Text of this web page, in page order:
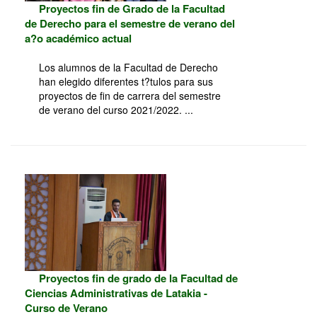
Proyectos fin de Grado de la Facultad
de Derecho para el semestre de verano del
a?o académico actual
Los alumnos de la Facultad de Derecho
han elegido diferentes t?tulos para sus
proyectos de fin de carrera del semestre
de verano del curso 2021/2022. ...
Proyectos fin de grado de la Facultad de
Ciencias Administrativas de Latakia -
Curso de Verano